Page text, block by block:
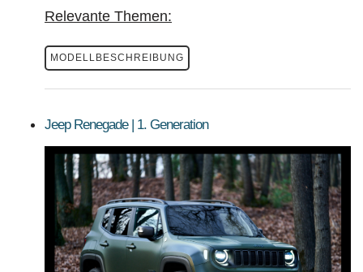
Relevante Themen:
MODELLBESCHREIBUNG
Jeep Renegade | 1. Generation